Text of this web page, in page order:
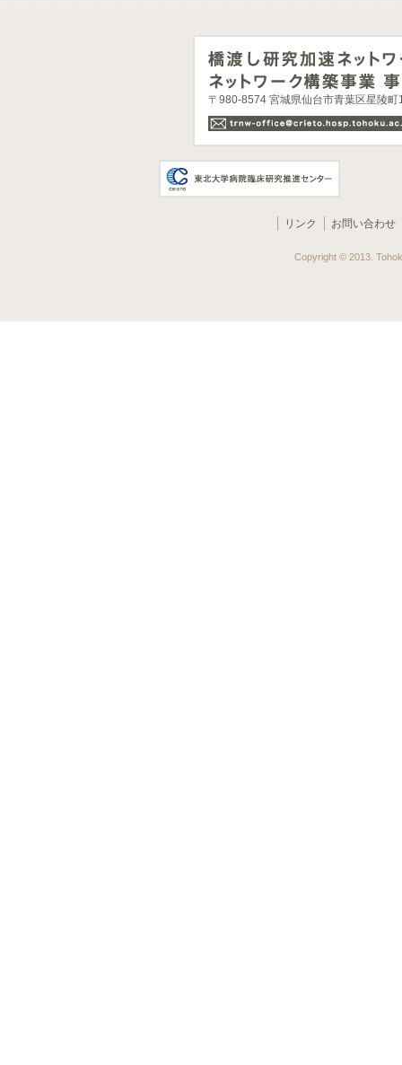
〒980-8574 宮城県仙台市青葉区星陵
リンク お問い合わせ
Copyright © 2013.